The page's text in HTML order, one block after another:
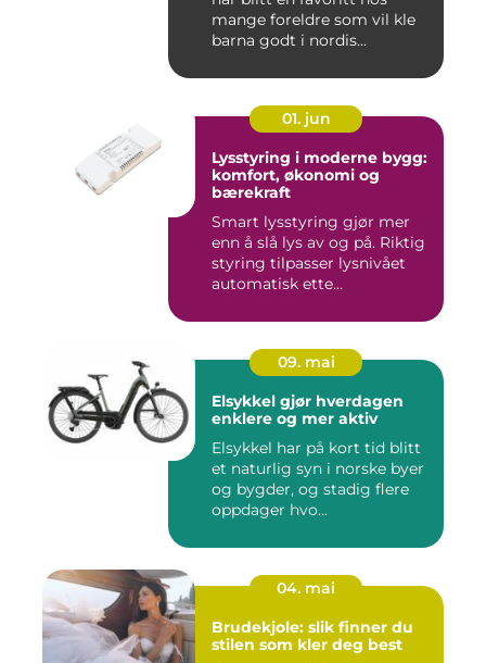
mange foreldre som vil kle
barna godt i nordis...
01. jun
Lysstyring i moderne bygg:
komfort, økonomi og
bærekraft
Smart lysstyring gjør mer
enn å slå lys av og på. Riktig
styring tilpasser lysnivået
automatisk ette...
09. mai
Elsykkel gjør hverdagen
enklere og mer aktiv
Elsykkel har på kort tid blitt
et naturlig syn i norske byer
og bygder, og stadig flere
oppdager hvo...
04. mai
Brudekjole: slik finner du
stilen som kler deg best